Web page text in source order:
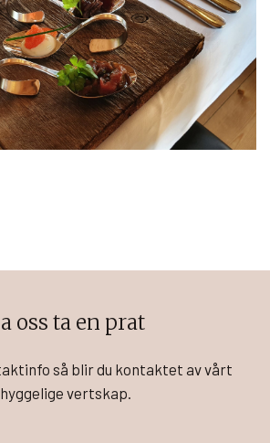
oss ta en prat
så blir du kontaktet av vårt
hyggelige vertskap.